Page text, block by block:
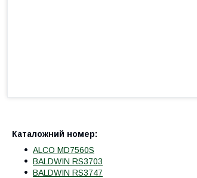
Каталожний номер:
ALCO MD7560S
BALDWIN RS3703
BALDWIN RS3747